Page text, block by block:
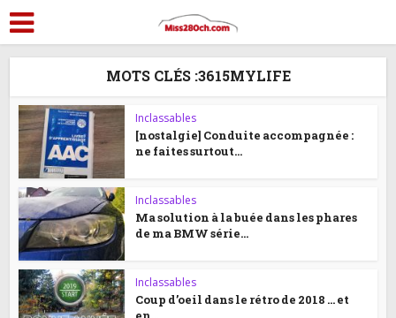
MOTS CLÉS :3615MYLIFE
Inclassables
[nostalgie] Conduite accompagnée :
ne faites surtout...
Inclassables
Ma solution à la buée dans les phares
de ma BMW série...
Inclassables
Coup d’oeil dans le rétro de 2018 … et